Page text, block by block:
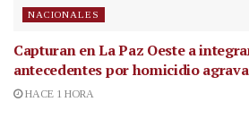
NACIONALES
Capturan en La Paz Oeste a
antecedentes por homicidio
HACE 1 HORA